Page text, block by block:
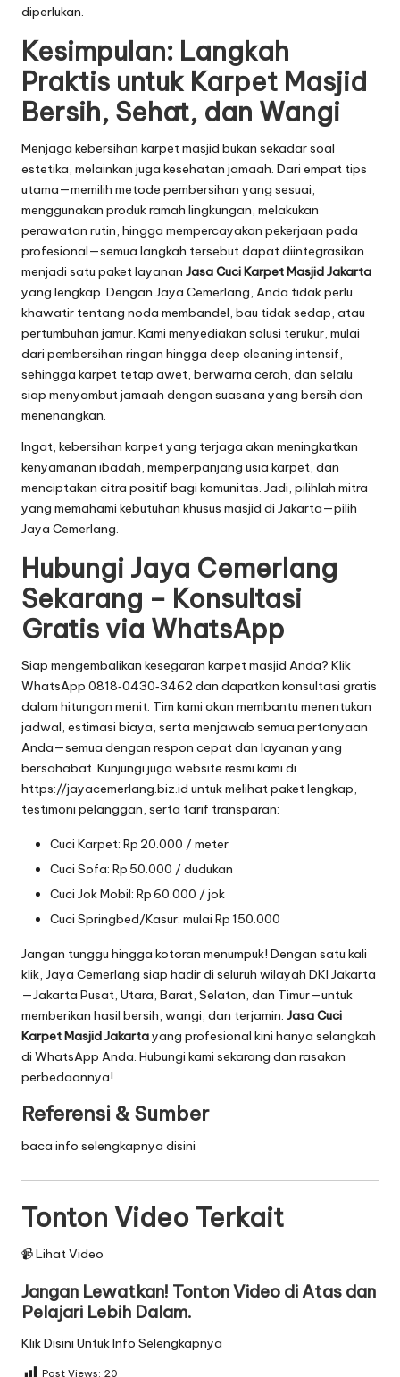
diperlukan.
Kesimpulan: Langkah
Praktis untuk Karpet Masjid
Bersih, Sehat, dan Wangi
Menjaga kebersihan karpet masjid bukan sekadar soal
estetika, melainkan juga kesehatan jamaah. Dari empat tips
utama—memilih metode pembersihan yang sesuai,
menggunakan produk ramah lingkungan, melakukan
perawatan rutin, hingga mempercayakan pekerjaan pada
profesional—semua langkah tersebut dapat diintegrasikan
menjadi satu paket layanan Jasa Cuci Karpet Masjid Jakarta
yang lengkap. Dengan Jaya Cemerlang, Anda tidak perlu
khawatir tentang noda membandel, bau tidak sedap, atau
pertumbuhan jamur. Kami menyediakan solusi terukur, mulai
dari pembersihan ringan hingga deep cleaning intensif,
sehingga karpet tetap awet, berwarna cerah, dan selalu
siap menyambut jamaah dengan suasana yang bersih dan
menenangkan.
Ingat, kebersihan karpet yang terjaga akan meningkatkan
kenyamanan ibadah, memperpanjang usia karpet, dan
menciptakan citra positif bagi komunitas. Jadi, pilihlah mitra
yang memahami kebutuhan khusus masjid di Jakarta—pilih
Jaya Cemerlang.
Hubungi Jaya Cemerlang
Sekarang – Konsultasi
Gratis via WhatsApp
Siap mengembalikan kesegaran karpet masjid Anda? Klik
WhatsApp 0818‑0430‑3462 dan dapatkan konsultasi gratis
dalam hitungan menit. Tim kami akan membantu menentukan
jadwal, estimasi biaya, serta menjawab semua pertanyaan
Anda—semua dengan respon cepat dan layanan yang
bersahabat. Kunjungi juga website resmi kami di
https://jayacemerlang.biz.id untuk melihat paket lengkap,
testimoni pelanggan, serta tarif transparan:
Cuci Karpet: Rp 20.000 / meter
Cuci Sofa: Rp 50.000 / dudukan
Cuci Jok Mobil: Rp 60.000 / jok
Cuci Springbed/Kasur: mulai Rp 150.000
Jangan tunggu hingga kotoran menumpuk! Dengan satu kali
klik, Jaya Cemerlang siap hadir di seluruh wilayah DKI Jakarta
—Jakarta Pusat, Utara, Barat, Selatan, dan Timur—untuk
memberikan hasil bersih, wangi, dan terjamin. Jasa Cuci
Karpet Masjid Jakartayang profesional kini hanya selangkah
di WhatsApp Anda. Hubungi kami sekarang dan rasakan
perbedaannya!
Referensi & Sumber
baca info selengkapnya disini
Tonton Video Terkait
📹 Lihat Video
Jangan Lewatkan! Tonton Video di Atas dan
Pelajari Lebih Dalam.
Klik Disini Untuk Info Selengkapnya
Post Views: 20